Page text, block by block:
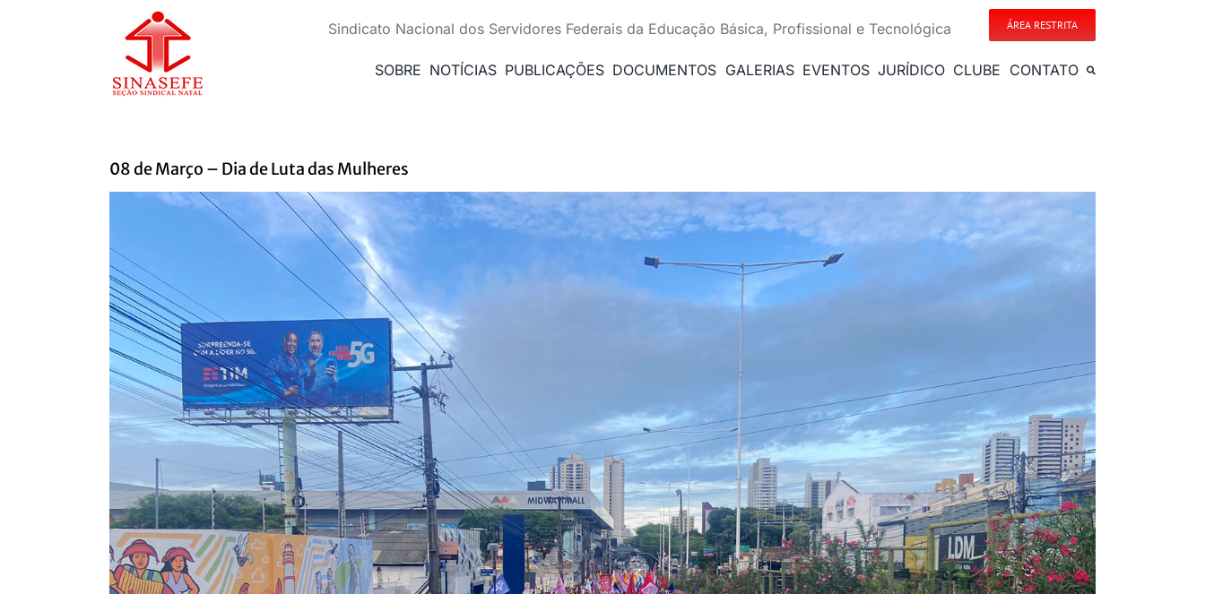
Sindicato Nacional dos Servidores Federais da Educação Básica, Profissional e Tecnológica ÁREA RESTRITA
SOBRE NOTÍCIAS PUBLICAÇÕES DOCUMENTOS GALERIAS EVENTOS JURÍDICO CLUBE CONTATO
08 de Março – Dia de Luta das Mulheres
View